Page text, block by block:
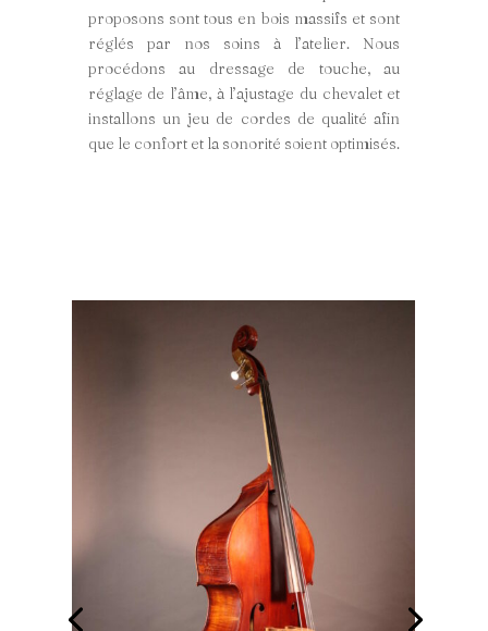
proposons sont tous en bois massifs et sont
réglés par nos soins à l’atelier. Nous
procédons au dressage de touche, au
réglage de l’âme, à l’ajustage du chevalet et
installons un jeu de cordes de qualité afin
que le confort et la sonorité soient optimisés.